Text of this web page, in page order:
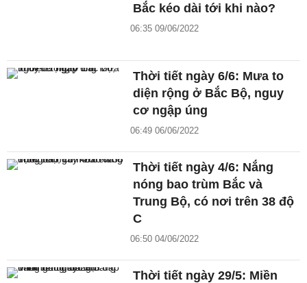
Bắc kéo dài tới khi nào?
06:35 09/06/2022
Thời tiết ngày 6/6: Mưa to
diện rộng ở Bắc Bộ, nguy
cơ ngập úng
06:49 06/06/2022
Thời tiết ngày 4/6: Nắng
nóng bao trùm Bắc và
Trung Bộ, có nơi trên 38 độ
C
06:50 04/06/2022
Thời tiết ngày 29/5: Miền